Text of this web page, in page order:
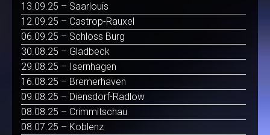
13.09.25 – Saarlouis
12.09.25 – Castrop-Rauxel
06.09.25 – Schloss Burg
30.08.25 – Gladbeck
29.08.25 – Isernhagen
16.08.25 – Bremerhaven
09.08.25 – Diensdorf-Radlow
08.08.25 – Crimmitschau
08.07.25 – Koblenz